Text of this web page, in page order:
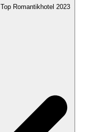
Top Romantikhotel 2023